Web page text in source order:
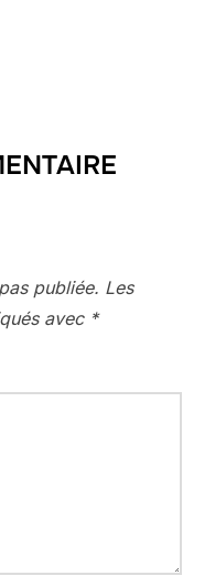
publiée. Les
avec *